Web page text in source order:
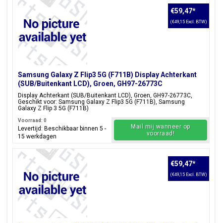
Samsung Galaxy Z Flip3 5G (F711B) Display Achterkant
(SUB/Buitenkant LCD), Groen, GH97-26773C
Display Achterkant (SUB/Buitenkant LCD), Groen, GH97-26773C,
Geschikt voor: Samsung Galaxy Z Flip3 5G (F711B), Samsung
Galaxy Z Flip 3 5G (F711B)
€59,47*
(€49,15 Excl. BTW)
Voorraad: 0
Levertijd: Beschikbaar binnen 5 -
15 werkdagen
Mail mij wanneer op
voorraad!
€59,47*
(€49,15 Excl. BTW)